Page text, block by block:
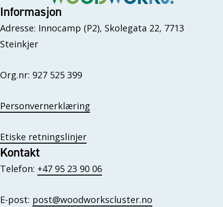
Informasjon
Adresse: Innocamp (P2), Skolegata 22, 7713
Steinkjer
Org.nr: 927 525 399
Personvernerklæring
Etiske retningslinjer
Kontakt
Telefon: +47 95 23 90 06
E-post: post@woodworkscluster.no